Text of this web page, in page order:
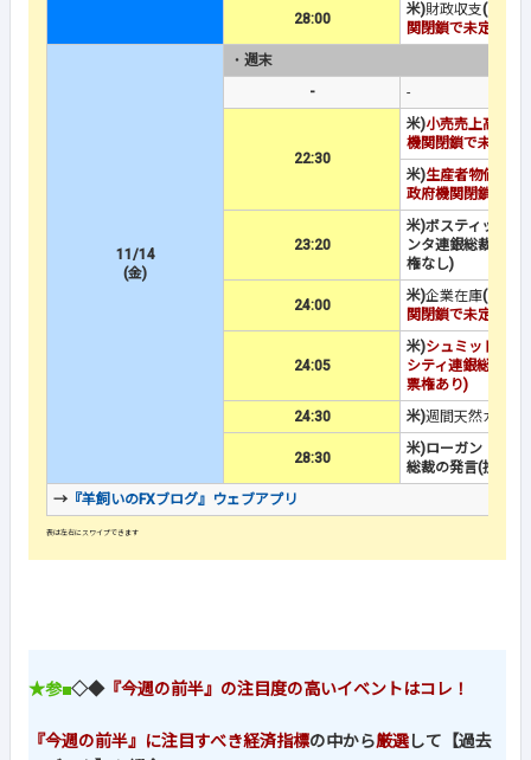
28:00
米)財政収支(
関閉鎖で未定※
11/14
(金)
・ 週末
-
-
22:30
米)小売売上高
機関閉鎖で未定※
米)生産者物価指数
政府機関閉鎖で未
23:20
米)ボスティック：
ンタ連銀総裁の発
権なし)
24:00
米)企業在庫(
関閉鎖で未定※
24:05
米)シュミッド：カ
シティ連銀総裁の
票権あり)
24:30
米)週間天然ガス貯
28:30
米)ローガン：ダラ
総裁の発言(投票権
→ 『羊飼いのFXブログ』ウェブアプリ
★参■◇◆『今週の前半』の注目度の高いイベントはコレ！
『今週の前半』に注目すべき経済指標の中から厳選して【過去